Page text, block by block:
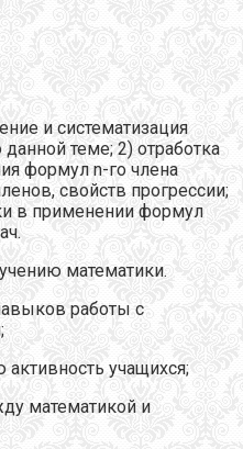
и систематизация
теме; 2) отработка
формул n-го члена
свойств прогрессии;
в применении формул
математики.
работы с
активность учащихся;
математикой и